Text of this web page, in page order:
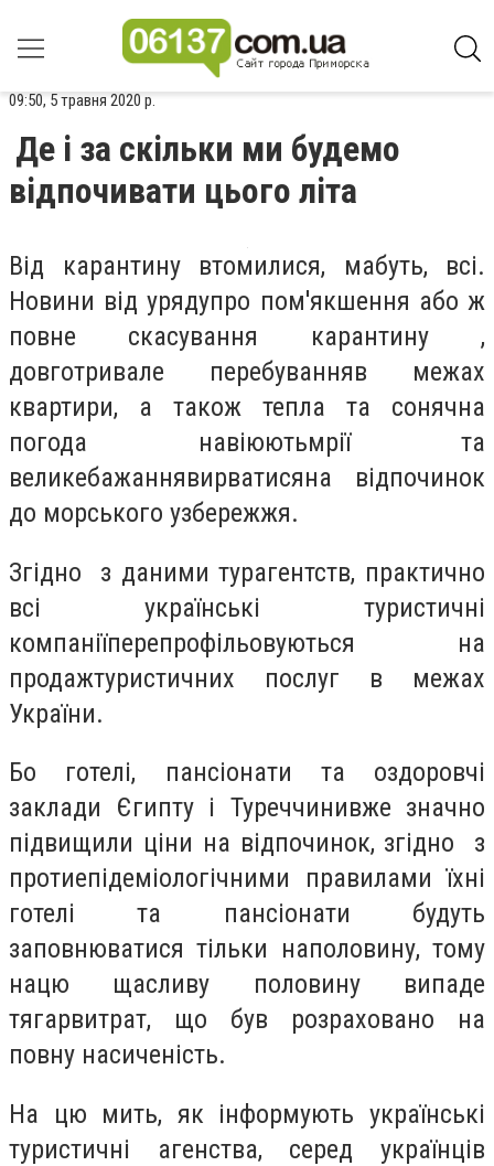
09:50, 5 травня 2020 р.
Де і за скільки ми будемо
відпочивати цього літа
Від карантину втомилися, мабуть, всі.
Новини від урядупро пом'якшення або ж
повне скасування карантину ,
довготривале перебуванняв межах
квартири, а також тепла та сонячна
погода навіюютьмрії та
великебажаннявирватисяна відпочинок
до морського узбережжя.
Згідно
з даними турагентств, практично
всі українські туристичні
компаніїперепрофільовуються на
продажтуристичних послуг в межах
України.
Бо готелі, пансіонати та оздоровчі
заклади Єгипту і Туреччинивже значно
підвищили ціни на відпочинок, згідно з
протиепідеміологічними правилами їхні
готелі та пансіонати будуть
заповнюватися тільки наполовину, тому
нацю щасливу половину випаде
тягарвитрат, що був розраховано на
повну насиченість.
На цю мить, як інформують українські
туристичні агенства, серед українців